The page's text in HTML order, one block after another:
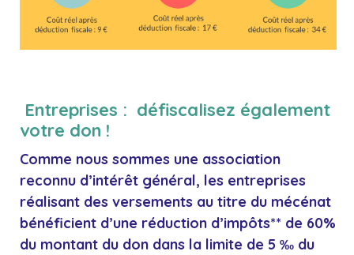
Entreprises : défiscalisez également
votre don !
Comme nous sommes une association
reconnu d’intérêt général, les entreprises
réalisant des versements au titre du mécénat
bénéficient d’une réduction d’impôts** de 60%
du montant du don dans la limite de 5 ‰ du